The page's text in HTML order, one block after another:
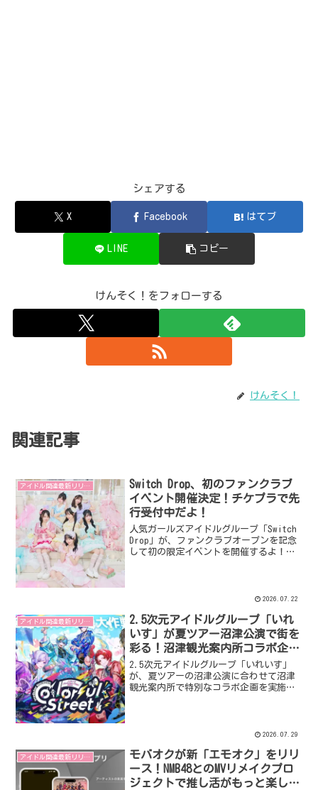
シェアする
X Facebook はてブ
LINE コピー
けんそく！をフォローする
けんそく！
関連記事
アイドル関連最新リリース
Switch Drop、初のファンクラブ
イベント開催決定！チケプラで先
行受付中だよ！
人気ガールズアイドルグループ「Switch
Drop」が、ファンクラブオープンを記念
して初の限定イベントを開催するよ！チ
2026.07.22
アイドル関連最新リリース
2.5次元アイドルグループ「いれ
いす」が夏ツアー沼津公演で街を
彩る！沼津観光案内所コラボ企画
も開催！
2.5次元アイドルグループ「いれいす」
が、夏ツアーの沼津公演に合わせて沼津
観光案内所で特別なコラボ企画を実施し
2026.07.29
アイドル関連最新リリース
モバオクが新「エモオク」をリリ
ース！NMB48とのMVリメイクプロ
ジェクトで推し活がもっと楽しく